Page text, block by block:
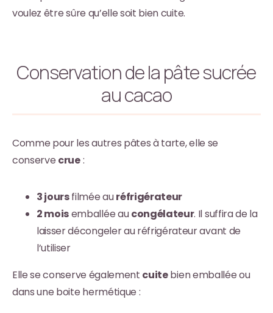
voulez être sûre qu’elle soit bien cuite.
Conservation de la pâte sucrée
au cacao
Comme pour les autres pâtes à tarte, elle se
conserve crue:
3 joursfilmée auréfrigérateur
2 moisemballée aucongélateur. Il suffira de la
laisser décongeler au réfrigérateur avant de
l’utiliser
Elle se conserve également cuitebien emballée ou
dans une boite hermétique :